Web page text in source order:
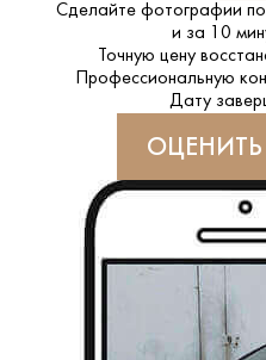
Сделайте фотографии
и за
10
Точную цену
Профессиональную
Дату